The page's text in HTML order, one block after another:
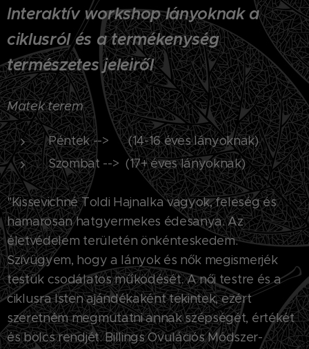
Interaktív workshop lányoknak a
ciklusról és a termékenység
természetes jeleiről
Matek terem
Péntek --> (14-16 éves lányoknak)
Szombat --> (17+ éves lányoknak)
"Kissevichné Toldi Hajnalka vagyok, feleség és
hamarosan hatgyermekes édesanya. Az
életvédelem területén önkénteskedem.
Szívügyem, hogy a lányok és nők megismerjék
testük csodálatos működését. A női testre és a
ciklusra Isten ajándékaként tekintek, ezért
szeretném megmutatni annak szépségét, értékét
és bölcs rendjét. Billings Ovulációs Módszer-